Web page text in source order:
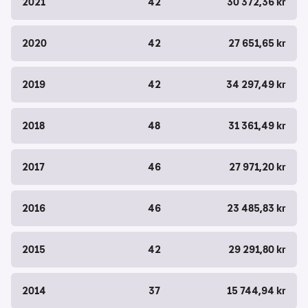
2020 42 27 651,65 kr
2019 42 34 297,49 kr
2018 48 31 361,49 kr
2017 46 27 971,20 kr
2016 46 23 485,83 kr
2015 42 29 291,80 kr
2014 37 15 744,94 kr